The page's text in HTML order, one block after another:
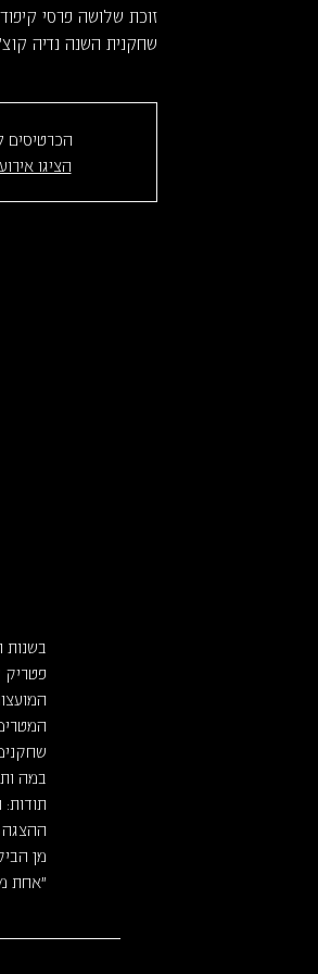
שחקנית השנה נדיה
הכרטיסים
הציגו
במה
מן
"אחת